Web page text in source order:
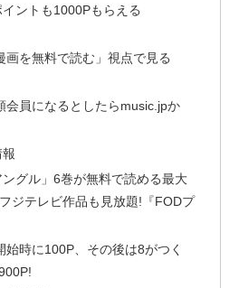
ントも1000Pもらえる
画を無料で読む」視点で見る
会員になるとしたらmusic.jpか
ングル」6巻が無料で読める最大
ジテレビ作品も見放題!『FODプ
始時に100P、その後は8がつく